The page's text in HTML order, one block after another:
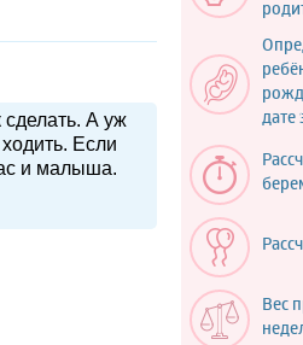
А уж
Если
и малыша.
дате
Вес